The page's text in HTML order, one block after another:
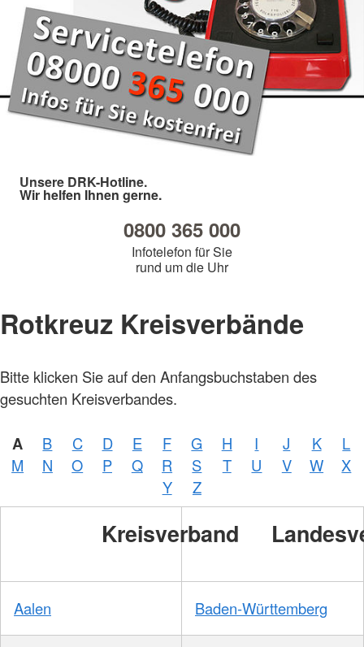
Unsere DRK-Hotline.
Wir helfen Ihnen gerne.
0800 365 000
Infotelefon für Sie
rund um die Uhr
Rotkreuz Kreisverbände
Bitte klicken Sie auf den Anfangsbuchstaben des
gesuchten Kreisverbandes.
A B C D E F G H I J K
L
M
N O P Q R S T U V W
X
Y
Z
Kreisverband
Aalen Baden-Württemberg